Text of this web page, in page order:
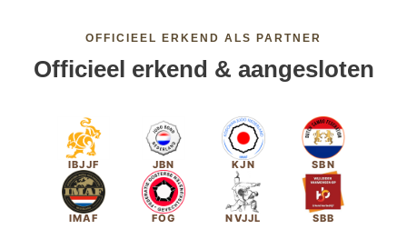
OFFICIEEL ERKEND ALS PARTNER
Officieel erkend & aangesloten
IBJJF JBN KJN SBN
IMAF FOG NVJJL SBB